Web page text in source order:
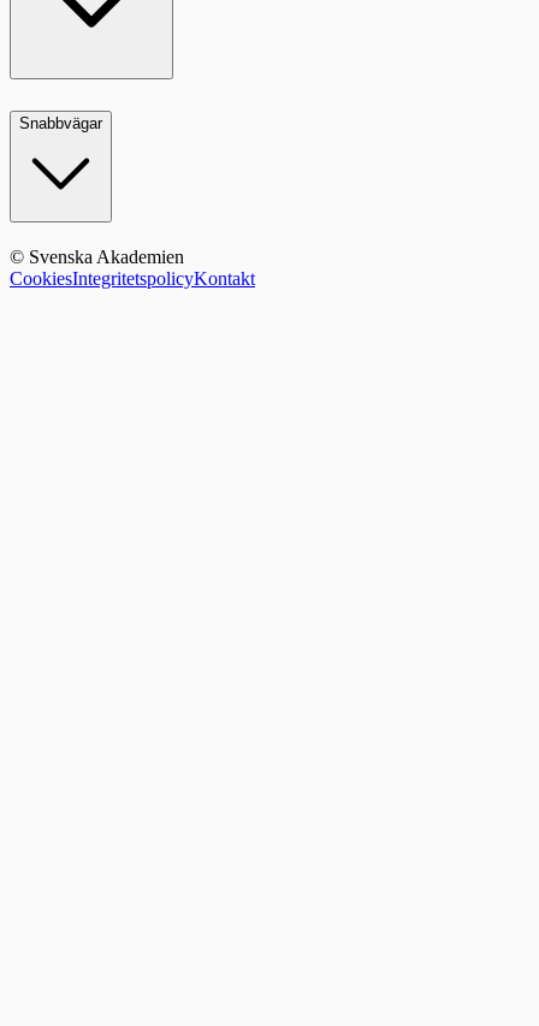
Snabbvägar
© Svenska Akademien
CookiesIntegritetspolicyKontakt